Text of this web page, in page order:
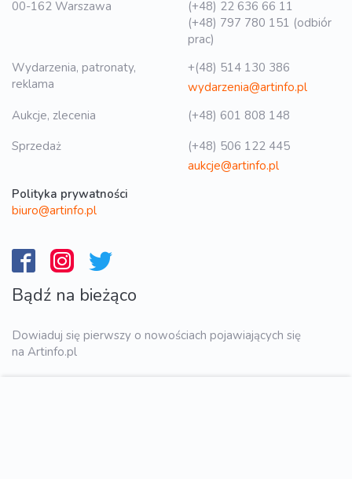
00-162 Warszawa
(+48) 22 636 66 11
(+48) 797 780 151 (odbiór
prac)
Wydarzenia, patronaty,
reklama
+(48) 514 130 386
wydarzenia@artinfo.pl
Aukcje, zlecenia
(+48) 601 808 148
Sprzedaż
(+48) 506 122 445
aukcje@artinfo.pl
Polityka prywatności
biuro@artinfo.pl
Bądź na bieżąco
Dowiaduj się pierwszy o nowościach pojawiających się
na Artinfo.pl